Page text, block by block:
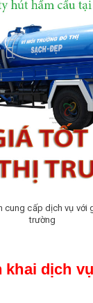
cung cấp dịch vụ với
trường
dịch